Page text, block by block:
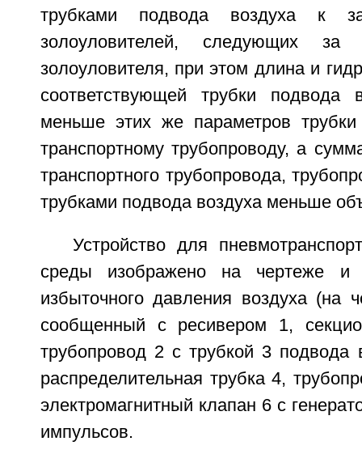
трубками подвода воздуха к
золоуловителей, следующих за
золоуловителя, при этом длина и
соответствующей трубки подвода
меньше этих же параметров
транспортному трубопроводу, а
транспортного трубопровода,
трубками подвода воздуха меньше
Устройство для
среды изображено на чертеже и
избыточного давления воздуха (на
сообщенный с ресивером 1,
трубопровод 2 с трубкой 3 подвода
распределительная трубка 4,
электромагнитный клапан 6 с
импульсов.